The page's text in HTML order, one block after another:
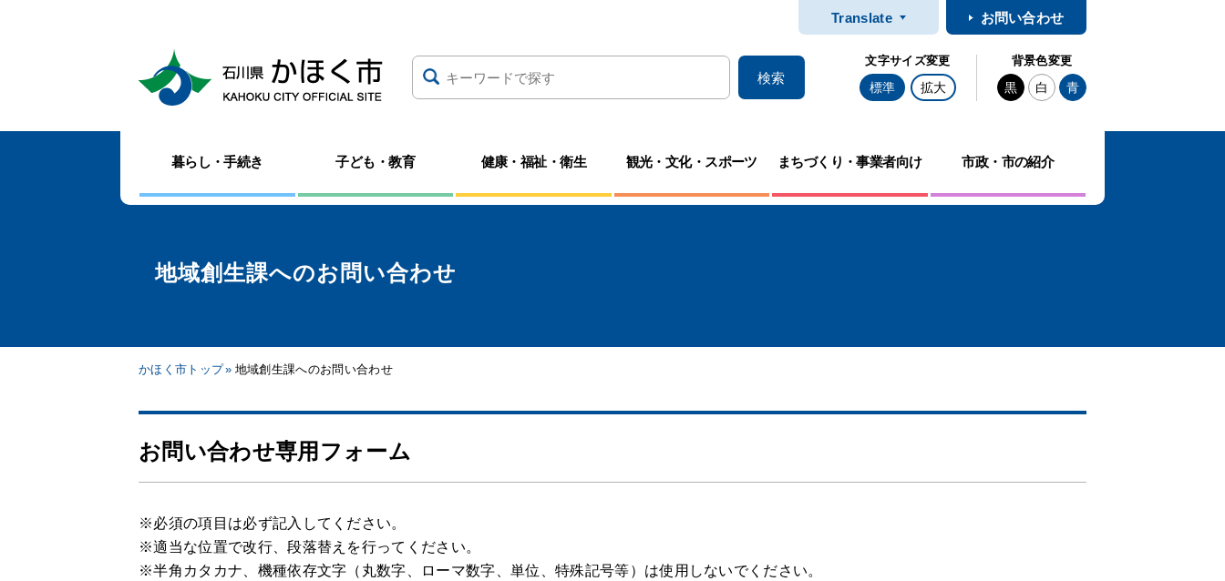
Translate
お問い合わせ
検索
文字サイズ変更
標準 拡大
背景色変更
黒 白 青
暮らし・手続き 子ども・教育 健康・福祉・衛生 観光・文化・スポーツ まちづくり・事業者向け 市政・市の紹介
地域創生課へのお問い合わせ
かほく市トップ 地域創生課へのお問い合わせ
お問い合わせ専用フォーム
※必須の項目は必ず記入してください。
※適当な位置で改行、段落替えを行ってください。
※半角カタカナ、機種依存文字（丸数字、ローマ数字、単位、特殊記号等）は使用しないでください。